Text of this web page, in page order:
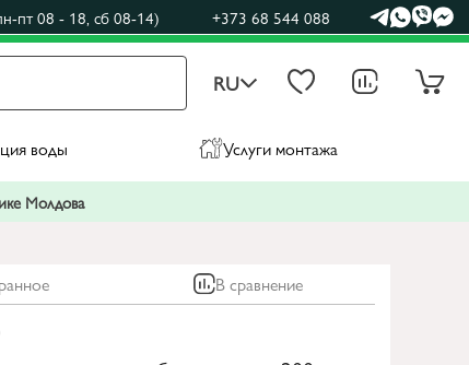
пт 08 - 18, сб 08-14) +373 68 544 088
RU
воды Услуги монтажа
Молдова
В сравнение